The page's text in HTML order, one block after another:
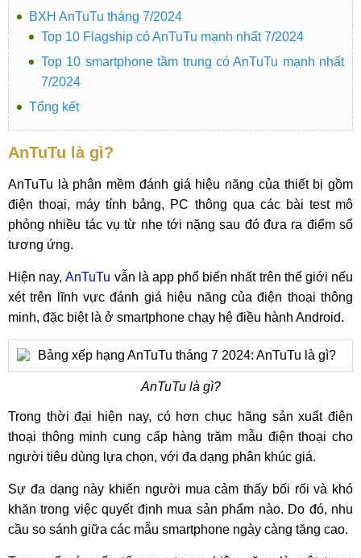
BXH AnTuTu tháng 7/2024
Top 10 Flagship có AnTuTu mạnh nhất 7/2024
Top 10 smartphone tầm trung có AnTuTu mạnh nhất
7/2024
Tổng kết
AnTuTu là gì?
AnTuTu là phân mềm đánh giá hiệu năng của thiết bị gồm
điện thoại, máy tính bảng, PC thông qua các bài test mô
phỏng nhiều tác vụ từ nhẹ tới nặng sau đó đưa ra điểm số
tương ứng.
Hiện nay,AnTuTu vẫn là app phổ biến nhất trên thế giới nếu
xét trên lĩnh vực đánh giá hiệu năng của điện thoại thông
minh, đặc biệt là ở smartphone chạy hệ điều hành Android.
AnTuTu là gì?
Trong thời đại hiện nay, có hơn chục hãng sản xuất điện
thoại thông minh cung cấp hàng trăm mẫu điện thoại cho
người tiêu dùng lựa chọn, với đa dạng phân khúc giá.
Sự đa dạng này khiến người mua cảm thấy bối rối và khó
khăn trong việc quyết định mua sản phẩm nào. Do đó, nhu
cầu so sánh giữa các mẫu smartphone ngày càng tăng cao.